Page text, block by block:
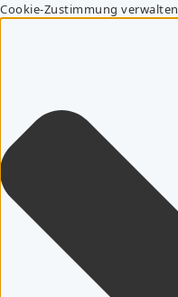
Cookie-Zustimmung verwalten